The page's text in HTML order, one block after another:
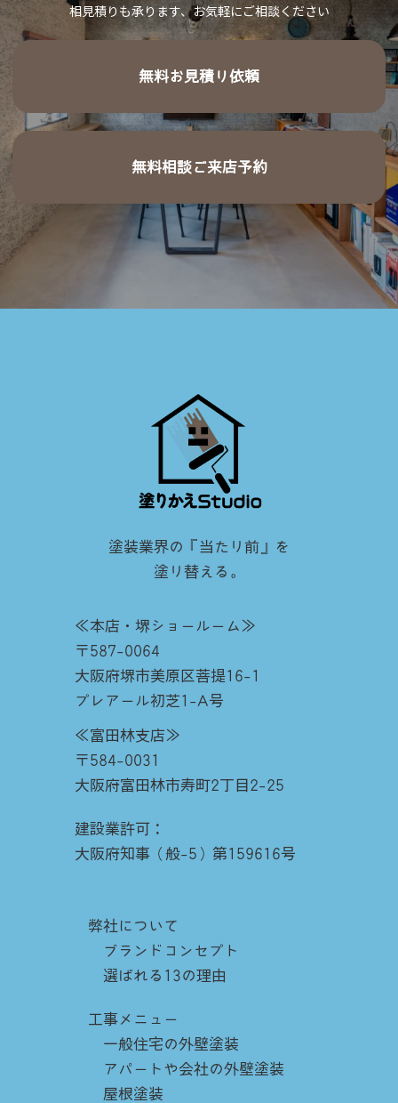
相見積りも承ります、お気軽にご相談ください
無料お見積り依頼
無料相談ご来店予約
塗装業界の『当たり前』を
塗り替える。
≪本店・堺ショールーム≫
〒587-0064
大阪府堺市美原区菩提16-1
プレアール初芝1-A号
≪富田林支店≫
〒584-0031
大阪府富田林市寿町2丁目2-25
建設業許可：
大阪府知事（般-5）第159616号
弊社について
ブランドコンセプト
選ばれる13の理由
工事メニュー
一般住宅の外壁塗装
アパートや会社の外壁塗装
屋根塗装